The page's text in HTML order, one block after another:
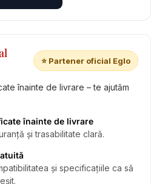
⭐ Partener oficial Eglo
înainte de livrare – te ajutăm
înainte de livrare
și trasabilitate clară.
și specificațiile ca să